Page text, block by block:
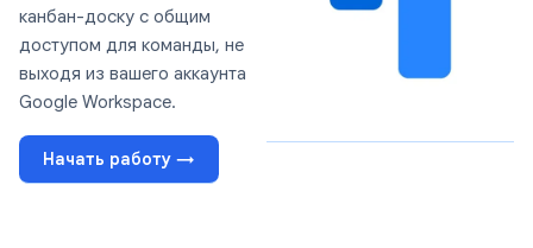
канбан-доску с общим
доступом для команды, не
выходя из вашего аккаунта
Google Workspace.
Начать работу →